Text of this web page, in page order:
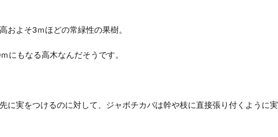
およそ3ｍほどの常緑性の果樹。
にもなる高木なんだそうです。
に実をつけるのに対して、ジャボチカバは幹や枝に直接張り付くように実